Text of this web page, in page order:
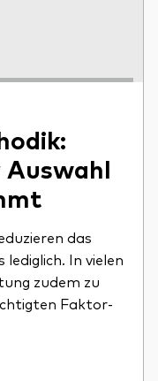
Auswahl
das
lediglich. In vielen
zudem zu
Faktor-